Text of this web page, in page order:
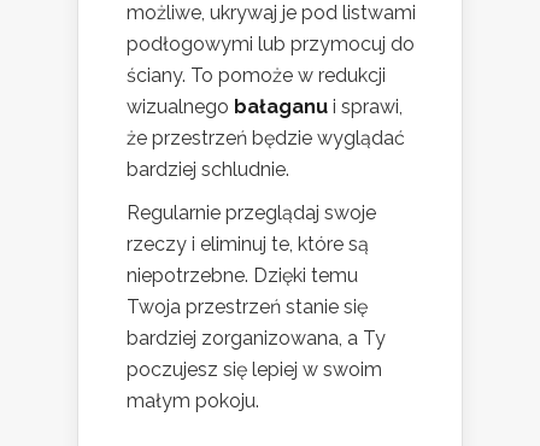
możliwe, ukrywaj je pod listwami
podłogowymi lub przymocuj do
ściany. To pomoże w redukcji
wizualnego bałaganu i sprawi,
że przestrzeń będzie wyglądać
bardziej schludnie.
Regularnie przeglądaj swoje
rzeczy i eliminuj te, które są
niepotrzebne. Dzięki temu
Twoja przestrzeń stanie się
bardziej zorganizowana, a Ty
poczujesz się lepiej w swoim
małym pokoju.